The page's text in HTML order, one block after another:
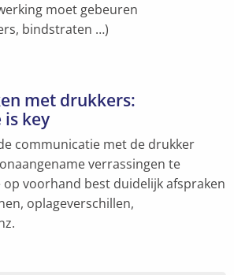
moet gebeuren
bindstraten …)
met drukkers:
key
communicatie met de drukker
verrassingen te
voorhand best duidelijk afspraken
oplageverschillen,